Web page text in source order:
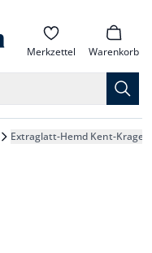
Merkzettel Warenkorb
Extraglatt-Hemd Kent-Kragen